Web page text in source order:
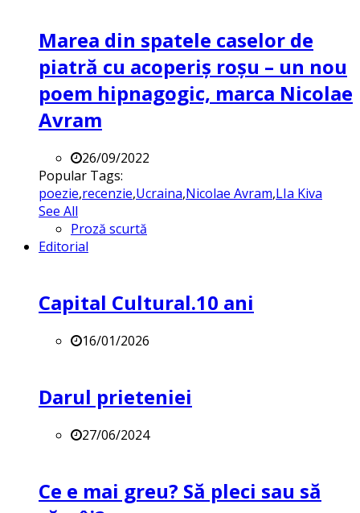
Marea din spatele caselor de
piatră cu acoperiș roșu – un nou
poem hipnagogic, marca Nicolae
Avram
26/09/2022
Popular Tags:
poezie,recenzie,Ucraina,Nicolae Avram,LIa Kiva
See All
Proză scurtă
Editorial
Capital Cultural.10 ani
16/01/2026
Darul prieteniei
27/06/2024
Ce e mai greu? Să pleci sau să